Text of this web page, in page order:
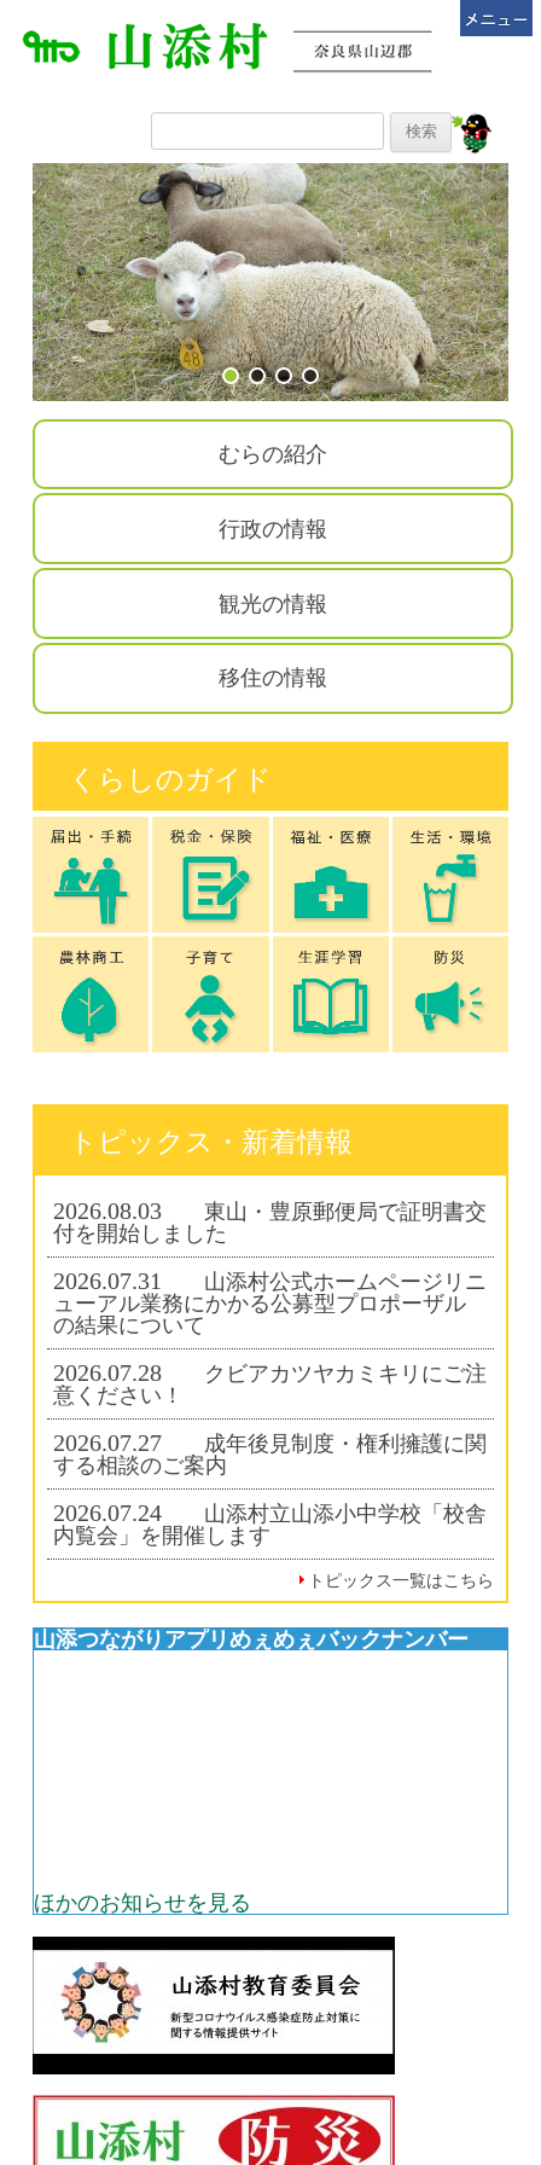
山添つながりアプリめぇめぇバックナンバー
ほかのお知らせを見る
むらの紹介
行政の情報
観光の情報
移住の情報
くらしのガイド
トピックス・新着情報
2026.08.03
東山・豊原郵便局で証明書交
付を開始しました
2026.07.31
山添村公式ホームページリニ
ューアル業務にかかる公募型プロポーザル
の結果について
2026.07.28
クビアカツヤカミキリにご注
意ください！
2026.07.27
成年後見制度・権利擁護に関
する相談のご案内
2026.07.24
山添村立山添小中学校「校舎
内覧会」を開催します
トピックス一覧はこちら